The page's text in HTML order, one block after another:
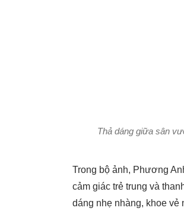
Thả dáng giữa sân
Trong bộ ảnh, Phương
cảm giác trẻ trung và
dáng nhẹ nhàng, khoe vẻ